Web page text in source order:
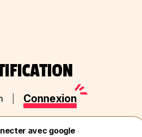
Connexion
avec google